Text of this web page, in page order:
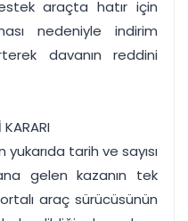
araçta hatır için
nedeniyle indirim
davanın reddini
KARARI
tarih ve sayısı
gelen kazanın tek
araç sürücüsünün